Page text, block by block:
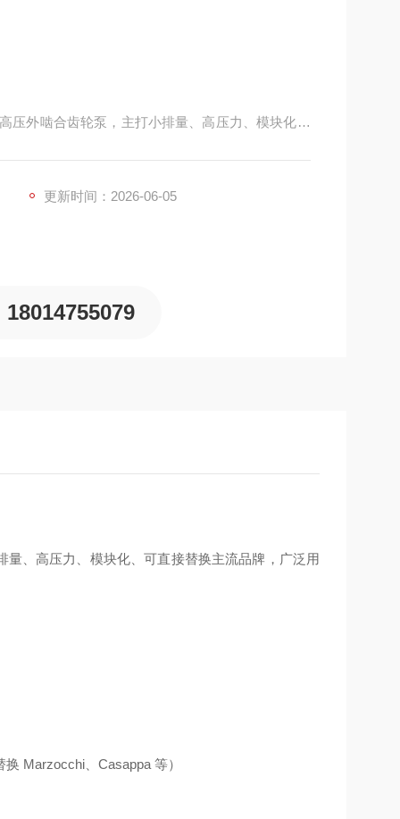
压外啮合齿轮泵，主打小排量、高压力、模块化、
、安装尺寸通用
更新时间：2026-06-05
18014755079
、高压力、模块化、可直接替换主流品牌，广泛用
Marzocchi、Casappa 等）